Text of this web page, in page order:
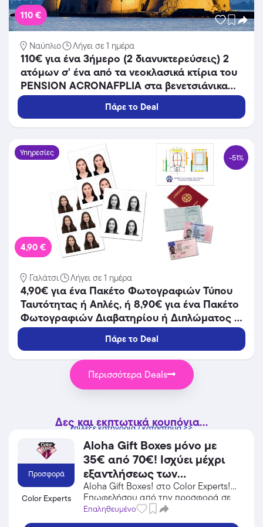
110 €
Ναύπλιο Λήγει σε 1 ημέρα
110€ για ένα 3ήμερο (2 διανυκτερεύσεις) 2
ατόμων σ' ένα από τα νεοκλασικά κτίρια του
PENSION ACRONAFPLIA στα βενετσιάνικα
σοκάκια του Ναυπλίου!Πάρε το Deal
Υπηρεσίες -51%
4,90 €
Γαλάτσι Λήγει σε 1 ημέρα
4,90€ για ένα Πακέτο Φωτογραφιών Τύπου
Ταυτότητας ή Απλές, ή 8,90€ για ένα Πακέτο
Φωτογραφιών Διαβατηρίου ή Διπλώματος ή
Ταυτότητας, στο φωτογραφείο Studio
Κρικζώνης στο Γαλάτσι.
Πάρε το Deal
Περισσότερα Deals
Δες και εκπτωτικά κουπόνια...
επίλεξε κατηγορία / κατάστημα >>
Προσφορά
Color Experts
Aloha Gift Boxes μόνο με
35€ από 70€! Ισχύει μέχρι
εξαντλήσεως των
αποθεμάτων.
Aloha Gift Boxes! στο Color Experts!
Επωφελήσου από την προσφορά σε
Προσωπική Φροντίδα / Καλλυντικά
του Color Experts και κέρδισε από τις
Επαληθευμένο